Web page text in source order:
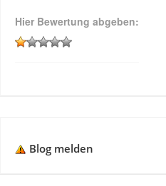
Hier Bewertung abgeben:
Blog melden